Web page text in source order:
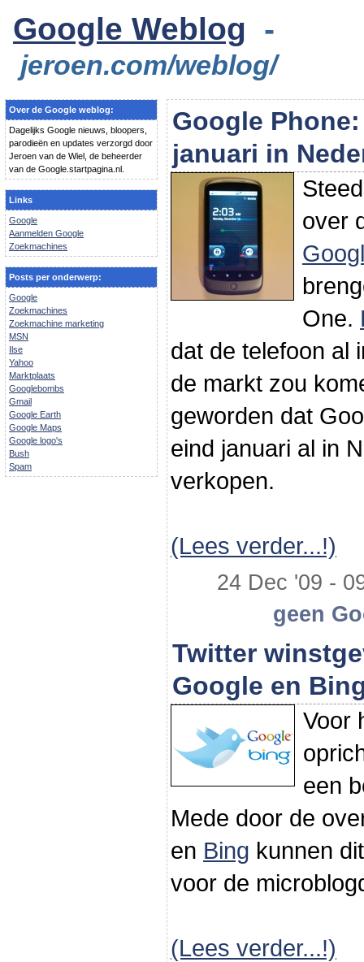
Google Weblog -
jeroen.com/weblog/
Over de Google weblog:
Dagelijks Google nieuws, bloopers,
parodieën en updates verzorgd door
Jeroen van de Wiel, de beheerder
van de Google.startpagina.nl.
Links
Google
Aanmelden Google
Zoekmachines
Posts per onderwerp:
Google
Zoekmachines
Zoekmachine marketing
MSN
Ilse
Yahoo
Marktplaats
Googlebombs
Gmail
Google Earth
Google Maps
Google logo's
Bush
Spam
Google
januari in
over
One.
dat de telefoon al
de markt zou
geworden dat
eind januari al in
verkopen.
(Lees verder...!)
24 Dec '09 -
geen
Twitter
Google en
Voor
een
Mede door de
en Bing kunnen
voor de
(Lees verder...!)